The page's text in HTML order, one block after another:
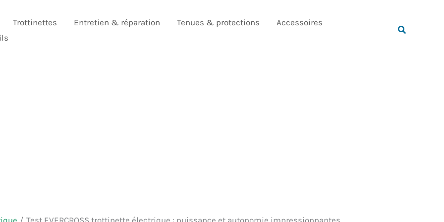
Trottinettes Entretien & réparation Tenues & protections
Accessoires
Rechercher
Test EVERCROSS trottinette électrique : puissance et autonomie impressionnantes